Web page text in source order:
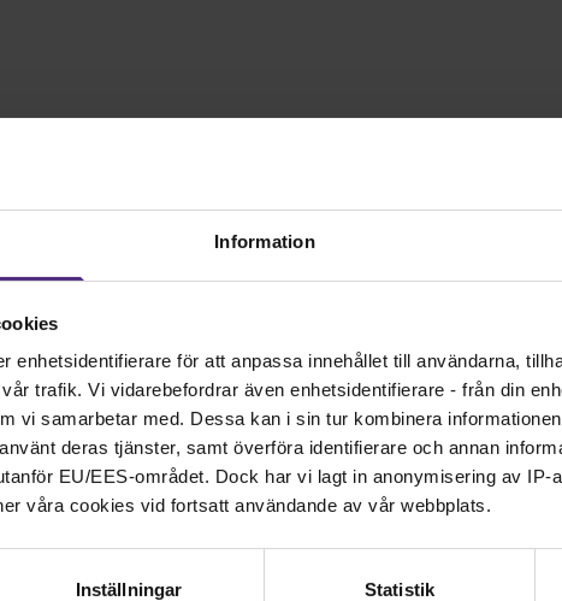
Information
enhetsidentifierare för att anpassa innehållet till användarna,
trafik. Vi vidarebefordrar även enhetsidentifierare - från din
vi samarbetar med. Dessa kan i sin tur kombinera
deras tjänster, samt överföra identifierare och annan
EU/EES-området. Dock har vi lagt in anonymisering av IP-
våra cookies vid fortsatt användande av vår webbplats.
Inställningar Statistik
Kontakt
Kontakta oss på SRAT
fackliga frågor om din
08-442 44 60
Kontakta oss
Kansli